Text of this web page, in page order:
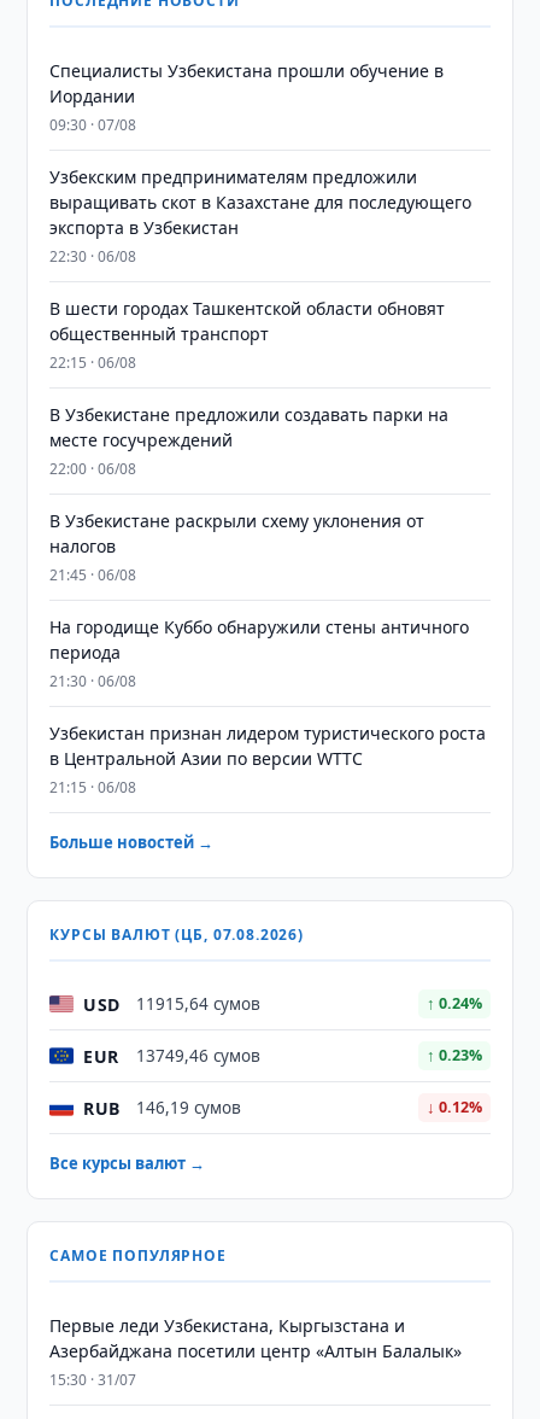
Специалисты Узбекистана прошли обучение в
Иордании
09:30 · 07/08
Узбекским предпринимателям предложили
выращивать скот в Казахстане для последующего
экспорта в Узбекистан
22:30 · 06/08
В шести городах Ташкентской области обновят
общественный транспорт
22:15 · 06/08
В Узбекистане предложили создавать парки на
месте госучреждений
22:00 · 06/08
В Узбекистане раскрыли схему уклонения от
налогов
21:45 · 06/08
На городище Куббо обнаружили стены античного
периода
21:30 · 06/08
Узбекистан признан лидером туристического роста
в Центральной Азии по версии WTTC
21:15 · 06/08
Больше новостей →
КУРСЫ ВАЛЮТ (ЦБ, 07.08.2026)
USD 11915,64 сумов ↑ 0.24%
EUR 13749,46 сумов ↑ 0.23%
RUB 146,19 сумов ↓ 0.12%
Все курсы валют →
САМОЕ ПОПУЛЯРНОЕ
Первые леди Узбекистана, Кыргызстана и
Азербайджана посетили центр «Алтын Балалык»
15:30 · 31/07